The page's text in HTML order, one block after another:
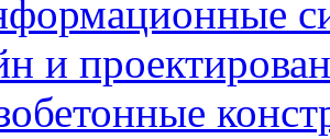
и